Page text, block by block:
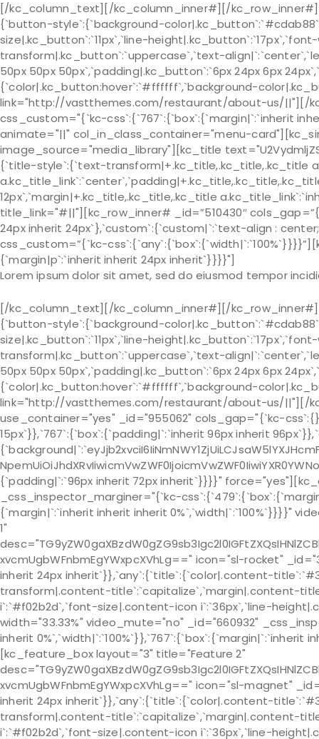
[/kc_column_text][/kc_column_inner#][/
{`button-style`:{`background-
size|.kc_button`:`11px`,`line-
transform|.kc_button`:`uppercase`,`text-
50px 50px 50px`,`padding|.kc_button`:`6px 24px 6px
{`color|.kc_button:hover`:`#ffffff`,`background-
link="http://vastthemes.com/restaurant/about-us/||"][/
css_custom="{`kc-css`:{`767`:{`box`:{`margin|`:`inherit
animate="||" col_in_class_container="menu-
image_source="media_library"][kc_title
{`title-style`:{`text-transform|+.kc_title,.kc_title,.kc_title
12px`,`margin|+.kc_title,.kc_title,.kc_title
title_link="#||"][kc_row_inner# _id=”510430″
24px inherit 24px`},`custom`:{`custom|`:`text-align :
css_custom=”{`kc-
{`margin|p`:`inherit inherit 24px inherit`}}}}"]
Lorem ipsum dolor sit amet, sed do eiusmod tempor
[/kc_column_text][/kc_column_inner#][/
{`button-style`:{`background-
size|.kc_button`:`11px`,`line-
transform|.kc_button`:`uppercase`,`text-
50px 50px 50px`,`padding|.kc_button`:`6px 24px 6px
{`color|.kc_button:hover`:`#ffffff`,`background-
link="http://vastthemes.com/restaurant/about-us/||"][/
use_container="yes" _id="955062" cols_gap="{`kc-
15px`}},`767`:{`box`:{`padding|`:`inherit 96px inherit
{`padding|`:`96px inherit 72px inherit`}}}}"
_css_inspector_marginer="{`kc-
{`margin|`:`inherit inherit inherit 0%`,`width|`:`100%`}}}}"
1"
xvcmUgbWFnbmEgYWxpcXVhLg==" icon="sl-rocket"
inherit 24px inherit`}},`any`:{`title`:{`color|.content-
transform|.content-title`:`capitalize`,`margin|.content-
i`:`#f02b2d`,`font-size|.content-icon i`:`36px`,`line-
width="33.33%" video_mute="no" _id="660932"
inherit
[kc_feature_box layout="3" title="Feature 2"
xvcmUgbWFnbmEgYWxpcXVhLg==" icon="sl-magnet"
inherit 24px inherit`}},`any`:{`title`:{`color|.content-
transform|.content-title`:`capitalize`,`margin|.content-
i`:`#f02b2d`,`font-size|.content-icon i`:`36px`,`line-